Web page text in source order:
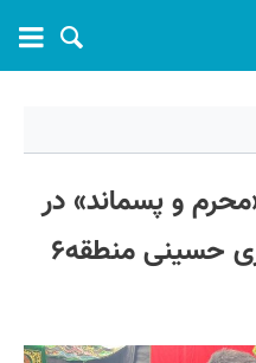
و پسماند» در
محافل و مجالس عزاداری حسینی منطقه۶